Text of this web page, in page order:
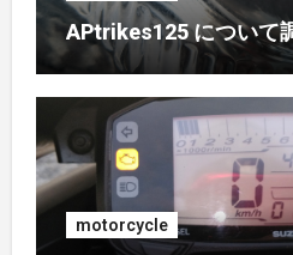
2016年9月
2016年8月
2016年7月
2016年6月
APtrikes125 について
motorcycle